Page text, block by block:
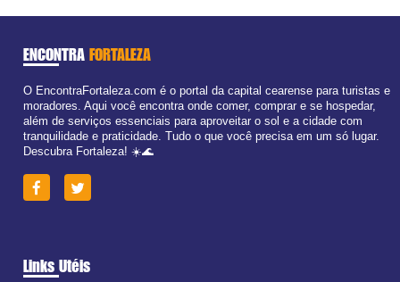
ENCONTRA FORTALEZA
O EncontraFortaleza.com é o portal da capital cearense para turistas e
moradores. Aqui você encontra onde comer, comprar e se hospedar,
além de serviços essenciais para aproveitar o sol e a cidade com
tranquilidade e praticidade. Tudo o que você precisa em um só lugar.
Descubra Fortaleza! ☀️🌊
Links Utéis